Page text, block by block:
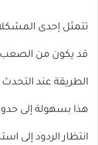
تتمثل إحدى
قد يكون من الصعب
الطريقة عند
هذا بسهولة إلى
انتظار الردود إلى